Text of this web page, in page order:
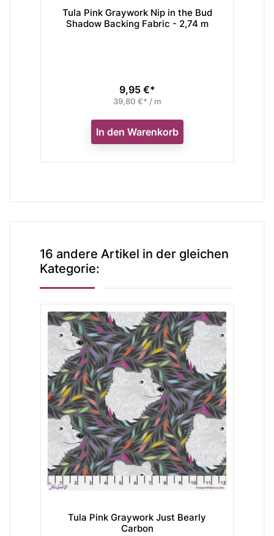
Tula Pink Graywork Nip in the Bud
Shadow Backing Fabric - 2,74 m
Preis
9,95 €*
39,80 €* / m
In den Warenkorb
16 andere Artikel in der gleichen
Kategorie:
Tula Pink Graywork Just Bearly
Carbon